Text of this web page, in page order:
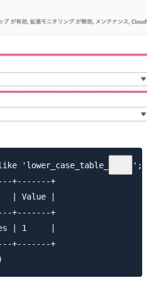
'lower_case_table_names';
+-------+
| Value |
+-------+
| 1     |
+-------+